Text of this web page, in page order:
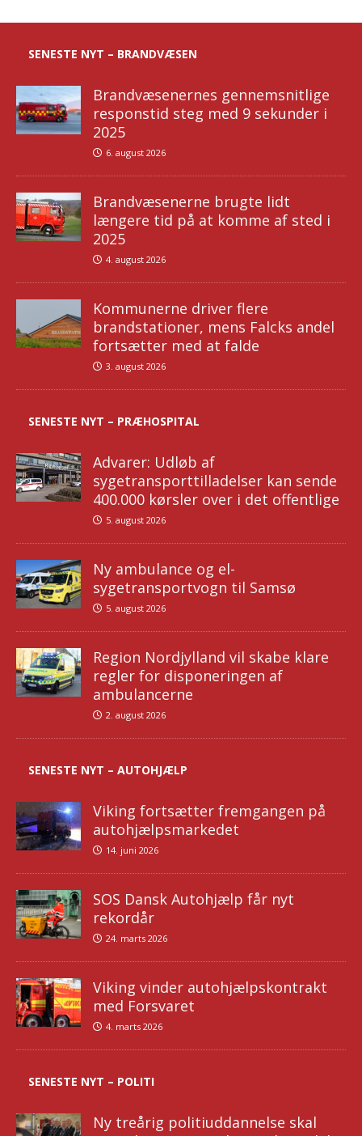
SENESTE NYT – BRANDVÆSEN
Brandvæsenernes gennemsnitlige
responstid steg med 9 sekunder i
2025
6. august 2026
Brandvæsenerne brugte lidt
længere tid på at komme af sted i
2025
4. august 2026
Kommunerne driver flere
brandstationer, mens Falcks andel
fortsætter med at falde
3. august 2026
SENESTE NYT – PRÆHOSPITAL
Advarer: Udløb af
sygetransporttilladelser kan sende
400.000 kørsler over i det offentlige
5. august 2026
Ny ambulance og el-
sygetransportvogn til Samsø
5. august 2026
Region Nordjylland vil skabe klare
regler for disponeringen af
ambulancerne
2. august 2026
SENESTE NYT – AUTOHJÆLP
Viking fortsætter fremgangen på
autohjælpsmarkedet
14. juni 2026
SOS Dansk Autohjælp får nyt
rekordår
24. marts 2026
Viking vinder autohjælpskontrakt
med Forsvaret
4. marts 2026
SENESTE NYT – POLITI
Ny treårig politiuddannelse skal